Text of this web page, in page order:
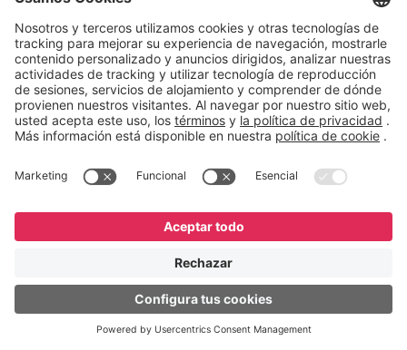
Memphis
Eduardo Ribeiro
CEO
“Con GeneXus desarrollamos una
acompañar todas las etapas de la
verificar, analizar, reacondicionar y
garantizando calidad y reduciendo
costos”.